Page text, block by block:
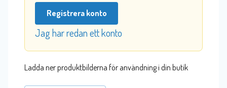
Registrera konto
Jag har redan ett konto
Ladda ner produktbilderna för användning i din butik